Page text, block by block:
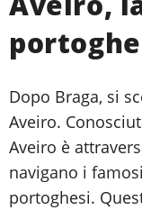
Dopo Braga, si
Aveiro.
Aveiro è
navigano i
portoghesi.